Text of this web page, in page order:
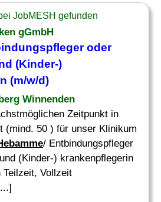
JobMESH gefunden
gGmbH
oder
(Kinder-)
(m/w/d)
Winnenden
Zeitpunkt in
(mind. 50 ) für unser Klinikum
/ Entbindungspfleger
(Kinder-) krankenpflegerin
Teilzeit, Vollzeit